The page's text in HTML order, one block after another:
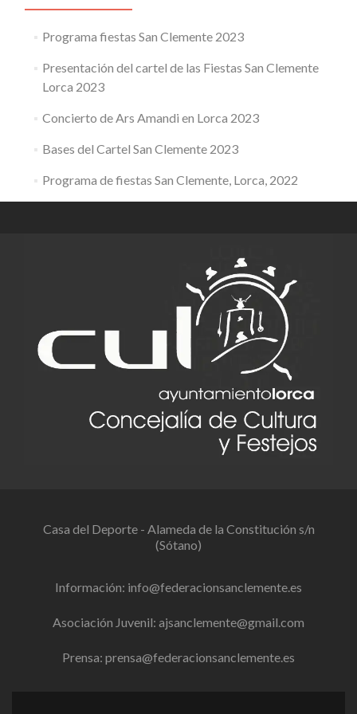
Programa fiestas San Clemente 2023
Presentación del cartel de las Fiestas San Clemente
Lorca 2023
Concierto de Ars Amandi en Lorca 2023
Bases del Cartel San Clemente 2023
Programa de fiestas San Clemente, Lorca, 2022
Casa del Deporte - Alameda de la Constitución s/n
(Sótano)
Información: info@federacionsanclemente.es
Asociación Juvenil: ajsanclemente@gmail.com
Prensa: prensa@federacionsanclemente.es